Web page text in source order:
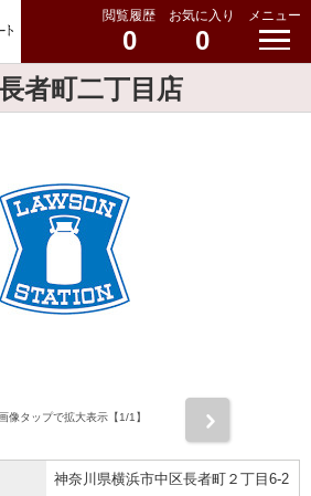
閲覧履歴
0
お気に入り
0
メニュー
者町二丁目店
像タップで拡大表示【1/1】
神奈川県横浜市中区長者町２丁目6-2